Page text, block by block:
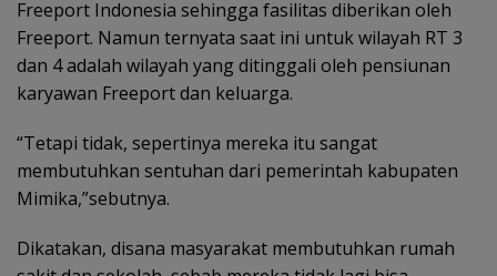
Freeport Indonesia sehingga fasilitas diberikan oleh
Freeport. Namun ternyata saat ini untuk wilayah RT 3
dan 4 adalah wilayah yang ditinggali oleh pensiunan
karyawan Freeport dan keluarga.
“Tetapi tidak, sepertinya mereka itu sangat
membutuhkan sentuhan dari pemerintah kabupaten
Mimika,”sebutnya.
Dikatakan, disana masyarakat membutuhkan rumah